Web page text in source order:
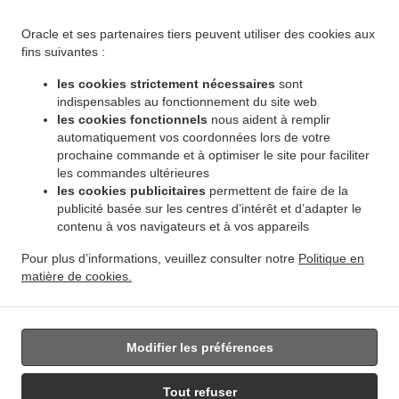
Oracle et ses partenaires tiers peuvent utiliser des cookies aux
fins suivantes :
les cookies strictement nécessaires sont
indispensables au fonctionnement du site web
les cookies fonctionnels nous aident à remplir
automatiquement vos coordonnées lors de votre
prochaine commande et à optimiser le site pour faciliter
les commandes ultérieures
les cookies publicitaires permettent de faire de la
publicité basée sur les centres d’intérêt et d’adapter le
contenu à vos navigateurs et à vos appareils
Pour plus d’informations, veuillez consulter notre Politique en
matière de cookies.
Tout refuser
Modifier les préférences
cuisinés African Food Winnipeg Vista
.
cuisinés African Food Winnipeg River Park South Livraison de plats cuisinés African
Food Winnipeg Powerview . Livraison de plats cuisinés African Food Winnipeg
Middlechurch . Livraison de plats cuisinés African Food Winnipeg Vermette . Livraison de
.
Livraison de plats cuisinés African Food East Saint Paul Ki l- Cona Park Livraison
de plats cuisinés African Food East Saint Paul . Livraison de plats cuisinés African Food
cuisinés African Food Traverse Bay